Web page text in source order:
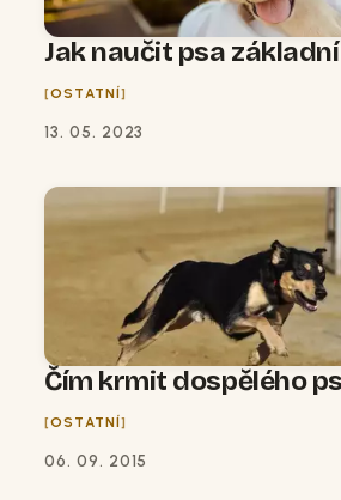
Jak naučit psa
OSTATNÍ
13. 05. 2023
Čím krmit dospělého
OSTATNÍ
06. 09. 2015